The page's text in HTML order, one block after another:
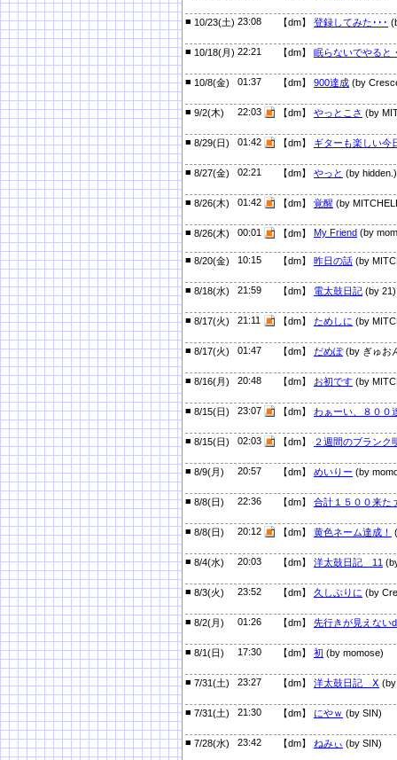
■ 10/23(土) 23:08 【dm】 登録してみた･･･
■ 10/18(月) 22:21 【dm】 眠らないでやると
■ 10/8(金) 01:37 【dm】 900達成 (by
■ 9/2(木) 22:03 【dm】 やっとこさ (by
■ 8/29(日) 01:42 【dm】 ギターも楽しい今
■ 8/27(金) 02:21 【dm】 やっと (by hidden.)
■ 8/26(木) 01:42 【dm】 覚醒 (by
■ 8/26(木) 00:01 【dm】 My Friend (by
■ 8/20(金) 10:15 【dm】 昨日の話 (by
■ 8/18(水) 21:59 【dm】 電太鼓日記 (by 21)
■ 8/17(火) 21:11 【dm】 ためしに (by
■ 8/17(火) 01:47 【dm】 だめぽ(by ぎゅお
■ 8/16(月) 20:48 【dm】 お初です (by
■ 8/15(日) 23:07 【dm】 わぁーい、８００
■ 8/15(日) 02:03 【dm】 ２週間のブランク
■ 8/9(月) 20:57 【dm】 めいりー (by
■ 8/8(日) 22:36 【dm】 合計１５００来た
■ 8/8(日) 20:12 【dm】 黄色ネーム達成！
■ 8/4(水) 20:03 【dm】 洋太鼓日記 11
■ 8/3(火) 23:52 【dm】 久しぶりに (by
■ 8/2(月) 01:26 【dm】 先行きが見えない
■ 8/1(日) 17:30 【dm】 初 (by momose)
■ 7/31(土) 23:27 【dm】 洋太鼓日記 Ⅹ
■ 7/31(土) 21:30 【dm】 にやｗ (by SIN)
■ 7/28(水) 23:42 【dm】 ねみぃ (by SIN)